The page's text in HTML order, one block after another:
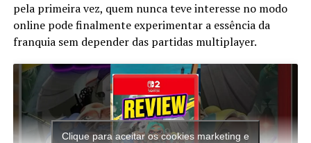
pela primeira vez, quem nunca teve interesse no modo
online pode finalmente experimentar a essência da
franquia sem depender das partidas multiplayer.
Clique para aceitar os cookies marketing e